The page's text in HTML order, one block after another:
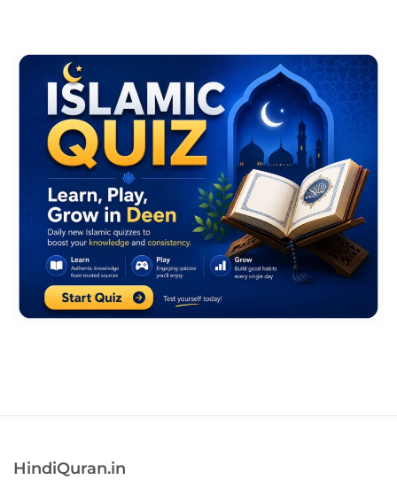
HindiQuran.in